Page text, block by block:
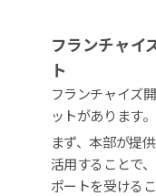
フランチャイ
ト
フランチャイズ
ットがあります。
まず、本部が提
活用することで
ポートを受ける